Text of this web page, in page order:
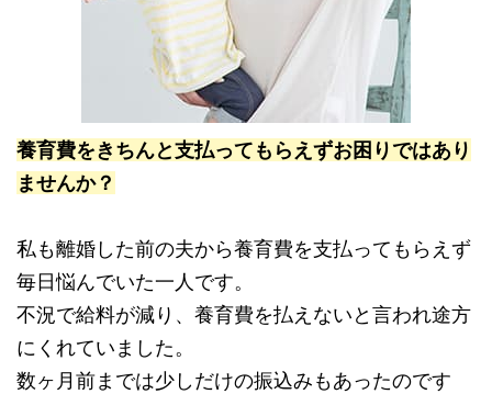
養育費をきちんと支払ってもらえずお困りではあり
ませんか？
私も離婚した前の夫から養育費を支払ってもらえず
毎日悩んでいた一人です。
不況で給料が減り、養育費を払えないと言われ途方
にくれていました。
数ヶ月前までは少しだけの振込みもあったのです